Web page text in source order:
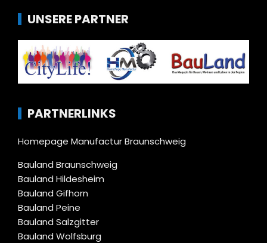
UNSERE PARTNER
PARTNERLINKS
Homepage Manufactur Braunschweig
Bauland Braunschweig
Bauland Hildesheim
Bauland Gifhorn
Bauland Peine
Bauland Salzgitter
Bauland Wolfsburg